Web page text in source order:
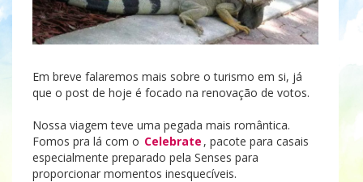
Em breve falaremos mais sobre o turismo em si, já
que o post de hoje é focado na renovação de votos.
Nossa viagem teve uma pegada mais romântica.
Fomos pra lá com o Celebrate , pacote para casais
especialmente preparado pela Senses para
proporcionar momentos inesquecíveis.